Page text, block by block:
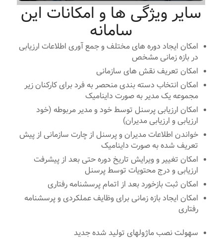
سایر ویژگی ها و امکانات این
سامانه
امکان ایجاد دوره های مختلف و جمع آوری اطلاعات ارزیابی
در بازه زمانی مشخص
امکان تعریف نقش های سازمانی
امکان انتخاب دسته بندی منحصر به فرد برای کارکنان زیر
مجموعه یک مدیر به صورت داینامیک
امکان ارزیابی پرسنل توسط خود و مدیر مربوطه (خود
ارزیابی و ارزیابی مدیران)
خواندن اطلاعات مدیران و پرسنل از چارت سازمانی از پیش
تعریف شده به صورت داینامیک
امکان تغییر و ویرایش تاریخ دوره حتی بعد از پیشرفت
ارزیابی و درج محتویات توسط پرسنل
امکان ثبت بازخورد بعد از اتمام پرسشنامه رفتاری
امکان ایجاد بازه زمانی برای وظایف عملکردی و پرسشنامه
رفتاری
سهولت نصب ماژولهای تولید شده جدید